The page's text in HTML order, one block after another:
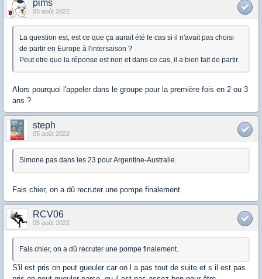
pims
05 août 2022
La question est, est ce que ça aurait été le cas si il n'avait pas choisi
de partir en Europe à l'intersaison ?
Peut etre que la réponse est non et dans ce cas, il a bien fait de partir.
Alors pourquoi l'appeler dans le groupe pour la première fois en 2 ou 3
ans ?
steph
05 août 2022
Simone pas dans les 23 pour Argentine-Australie.
Fais chier, on a dû recruter une pompe finalement.
RCV06
05 août 2022
Fais chier, on a dû recruter une pompe finalement.
S'il est pris on peut gueuler car on l a pas tout de suite et s il est pas